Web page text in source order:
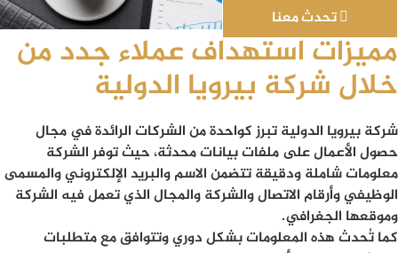
تحدث معنا
مميزات استهداف عملاء جدد من
خلال شركة بيرويا الدولية
شركة بيرويا الدولية تبرز كواحدة من الشركات الرائدة في مجال
حصول الأعمال على ملفات بيانات محدثة، حيث توفر الشركة
معلومات شاملة ودقيقة تتضمن الاسم والبريد الإلكتروني والمسمى
الوظيفي وأرقام الاتصال والشركة والمجال الذي تعمل فيه الشركة
وموقعها الجغرافي.
كما تُحدث هذه المعلومات بشكل دوري وتتوافق مع متطلبات